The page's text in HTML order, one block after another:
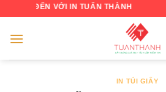
content
VỚI IN TUẤN THÀNH
IN TÚI GIẤY